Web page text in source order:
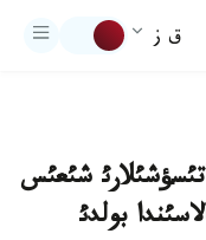
ق ز
شئعئس
بولدئ